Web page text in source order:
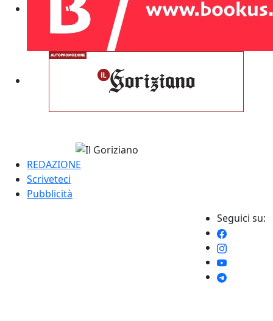
REDAZIONE
Scriveteci
Pubblicità
Seguici su: